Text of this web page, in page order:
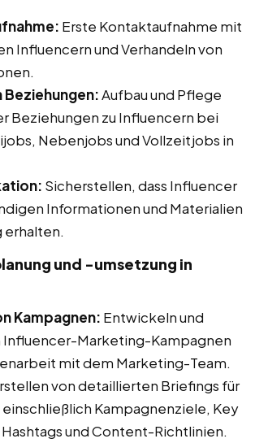
Erste Kontaktaufnahme mit
Influencern und Verhandeln von
Beziehungen:Aufbau und Pflege
Beziehungen zu Influencern bei
Nebenjobs und Vollzeitjobs in
Sicherstellen, dass Influencer
Informationen und Materialien
und -umsetzung in
Kampagnen: Entwickeln und
Influencer-Marketing-Kampagnen
mit dem Marketing-Team.
von detaillierten Briefings für
Kampagnenziele, Key
Hashtags und Content-Richtlinien.